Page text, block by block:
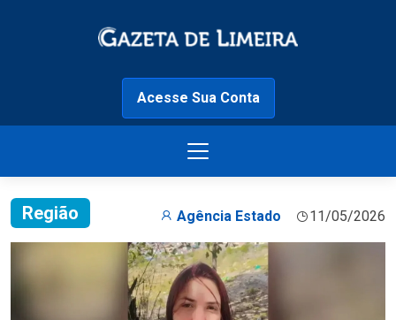
Acesse Sua Conta
Região Agência Estado 11/05/2026